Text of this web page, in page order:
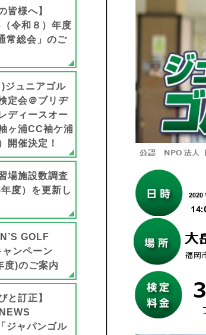
皆様へ】
（令和８）年度
常総会」のご
ジュニアゴル
定会＠ブリヂ
ディースオー
ヶ浦CC袖ケ浦
開催決定！
場施設数調査
年度）を更新し
GOLF
ャンペーン
度)のご案内
と訂正】
ジャパンゴル